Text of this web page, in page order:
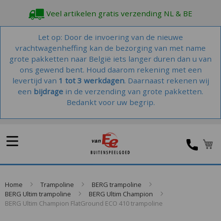
Veel artikelen gratis verzending NL & BE
Let op: Door de invoering van de nieuwe
vrachtwagenheffing kan de bezorging van met name
grote pakketten naar België iets langer duren dan u van
ons gewend bent. Houd daarom rekening met een
levertijd van 1 tot 3 werkdagen. Daarnaast rekenen wij
een bijdrage in de verzending van grote pakketten.
Bedankt voor uw begrip.
Home Trampoline
BERG trampoline
BERG Ultim trampoline
BERG Ultim Champion
BERG Ultim Champion FlatGround ECO 410 trampoline